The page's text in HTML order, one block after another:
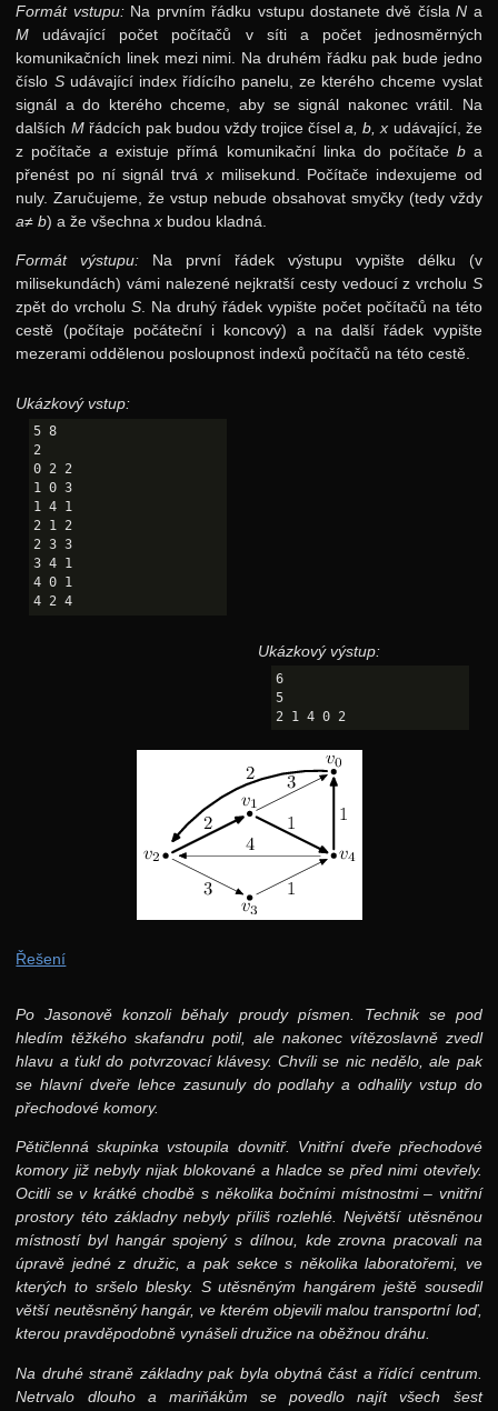
Formát vstupu:Na prvním řádku vstupu dostanete dvě číslaN a
M udávající počet počítačů v síti a počet jednosměrných
komunikačních linek mezi nimi. Na druhém řádku pak bude jedno
číslo Sudávající index řídícího panelu, ze kterého chceme vyslat
signál a do kterého chceme, aby se signál nakonec vrátil. Na
dalších Mřádcích pak budou vždy trojice čísela, b, x udávající, že
z počítačea existuje přímá komunikační linka do počítače ba
přenést po ní signál trvá xmilisekund. Počítače indexujeme od
nuly. Zaručujeme, že vstup nebude obsahovat smyčky (tedy vždy
a≠ b) a že všechnax budou kladná.
Formát výstupu: Na první řádek výstupu vypište délku (v
milisekundách) vámi nalezené nejkratší cesty vedoucí z vrcholu S
zpět do vrcholuS . Na druhý řádek vypište počet počítačů na této
cestě (počítaje počáteční i koncový) a na další řádek vypište
mezerami oddělenou posloupnost indexů počítačů na této cestě.
Ukázkový vstup:
5 8
2
0 2 2
1 0 3
1 4 1
2 1 2
2 3 3
3 4 1
4 0 1
4 2 4
Ukázkový výstup:
6
5
2 1 4 0 2
Řešení
Po Jasonově konzoli běhaly proudy písmen. Technik se pod
hledím těžkého skafandru potil, ale nakonec vítězoslavně zvedl
hlavu a ťukl do potvrzovací klávesy. Chvíli se nic nedělo, ale pak
se hlavní dveře lehce zasunuly do podlahy a odhalily vstup do
přechodové komory.
Pětičlenná skupinka vstoupila dovnitř. Vnitřní dveře přechodové
komory již nebyly nijak blokované a hladce se před nimi otevřely.
Ocitli se v krátké chodbě s několika bočními místnostmi – vnitřní
prostory této základny nebyly příliš rozlehlé. Největší utěsněnou
místností byl hangár spojený s dílnou, kde zrovna pracovali na
úpravě jedné z družic, a pak sekce s několika laboratořemi, ve
kterých to sršelo blesky. S utěsněným hangárem ještě sousedil
větší neutěsněný hangár, ve kterém objevili malou transportní loď,
kterou pravděpodobně vynášeli družice na oběžnou dráhu.
Na druhé straně základny pak byla obytná část a řídící centrum.
Netrvalo dlouho a mariňákům se povedlo najít všech šest